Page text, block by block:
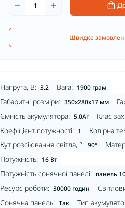
Швидке
Напруга, В: 3.2 Вага: 1900 грам
Габаритні розміри: 350х280х17 мм
Ємність акумулятора: 5.0Аг Клас
Коефіцієнт потужності: 1 Колірна
Кут розсіювання світла, °: 90°
Потужність: 16 Вт
Потужність сонячної панелі: панель
Ресурс роботи: 30000 годин
Сонячна панель: Так Тип